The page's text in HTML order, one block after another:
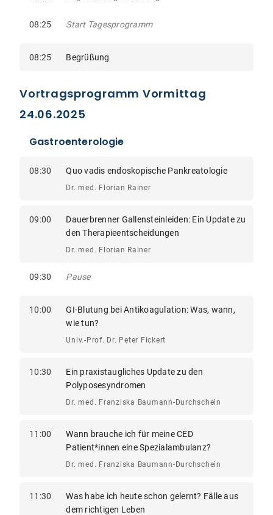
08:25 Start Tagesprogramm
08:25 Begrüßung
Vortragsprogramm Vormittag
24.06.2025
Gastroenterologie
08:30 Quo vadis endoskopische Pankreatologie
Dr. med. Florian Rainer
09:00
Dauerbrenner Gallensteinleiden: Ein Update zu
den Therapieentscheidungen
Dr. med. Florian Rainer
09:30 Pause
10:00
GI-Blutung bei Antikoagulation: Was, wann,
wie tun?
Univ.-Prof. Dr. Peter Fickert
10:30
Ein praxistaugliches Update zu den
Polyposesyndromen
Dr. med. Franziska Baumann-Durchschein
11:00
Wann brauche ich für meine CED
Patient*innen eine Spezialambulanz?
Dr. med. Franziska Baumann-Durchschein
11:30
Was habe ich heute schon gelernt? Fälle aus
dem richtigen Leben